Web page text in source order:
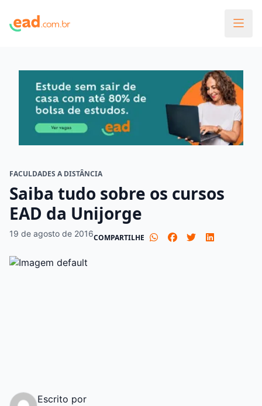
FACULDADES A DISTÂNCIA
Saiba tudo sobre os cursos
EAD da Unijorge
19 de agosto de 2016COMPARTILHE
Escrito por